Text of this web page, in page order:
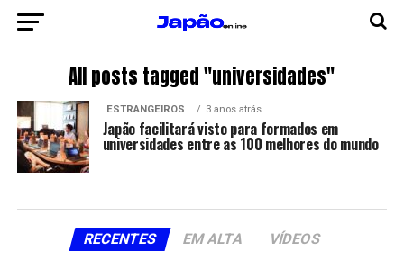
All posts tagged "universidades"
ESTRANGEIROS 3 anos atrás
Japão facilitará visto para formados em
universidades entre as 100 melhores do mundo
RECENTES EM ALTA VÍDEOS